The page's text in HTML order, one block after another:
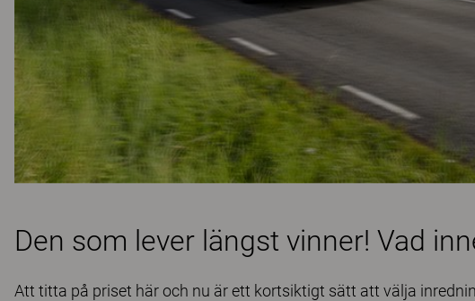
Den som lever längst vinner! Vad
Att titta på priset här och nu är ett kortsiktigt sätt att välja